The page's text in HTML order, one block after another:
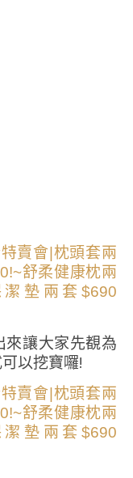
讓大家先覩為
以挖寶囉!